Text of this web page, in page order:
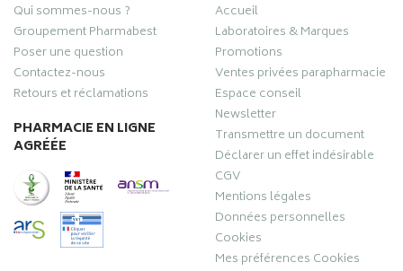
Qui sommes-nous ?
Groupement Pharmabest
Poser une question
Contactez-nous
Retours et réclamations
PHARMACIE EN LIGNE
AGRÉÉE
Accueil
Laboratoires & Marques
Promotions
Ventes privées parapharmacie
Espace conseil
Newsletter
Transmettre un document
Déclarer un effet indésirable
CGV
Mentions légales
Données personnelles
Cookies
Mes préférences Cookies